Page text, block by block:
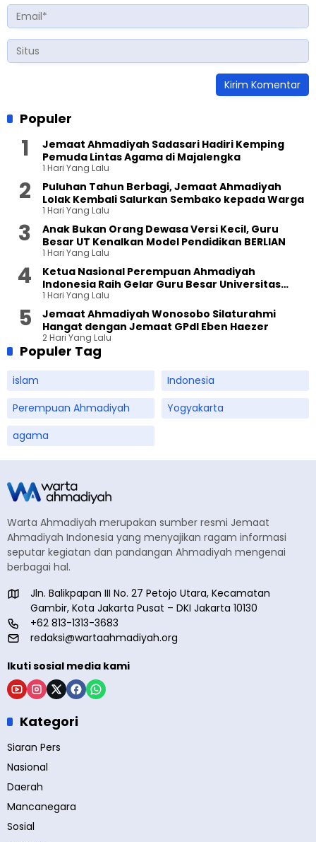
Populer
Jemaat Ahmadiyah Sadasari Hadiri Kemping
Pemuda Lintas Agama di Majalengka
1 Hari Yang Lalu
Puluhan Tahun Berbagi, Jemaat Ahmadiyah
Lolak Kembali Salurkan Sembako kepada Warga
1 Hari Yang Lalu
Anak Bukan Orang Dewasa Versi Kecil, Guru
Besar UT Kenalkan Model Pendidikan BERLIAN
1 Hari Yang Lalu
Ketua Nasional Perempuan Ahmadiyah
Indonesia Raih Gelar Guru Besar Universitas
Terbuka
1 Hari Yang Lalu
Jemaat Ahmadiyah Wonosobo Silaturahmi
Hangat dengan Jemaat GPdI Eben Haezer
2 Hari Yang Lalu
Populer Tag
islam
Indonesia
Perempuan Ahmadiyah
Yogyakarta
agama
Warta Ahmadiyah merupakan sumber resmi Jemaat
Ahmadiyah Indonesia yang menyajikan ragam informasi
seputar kegiatan dan pandangan Ahmadiyah mengenai
berbagai hal.
Jln. Balikpapan III No. 27 Petojo Utara, Kecamatan
Gambir, Kota Jakarta Pusat – DKI Jakarta 10130
+62 813-1313-3683
redaksi@wartaahmadiyah.org
Ikuti sosial media kami
Kategori
Siaran Pers
Nasional
Daerah
Mancanegara
Sosial